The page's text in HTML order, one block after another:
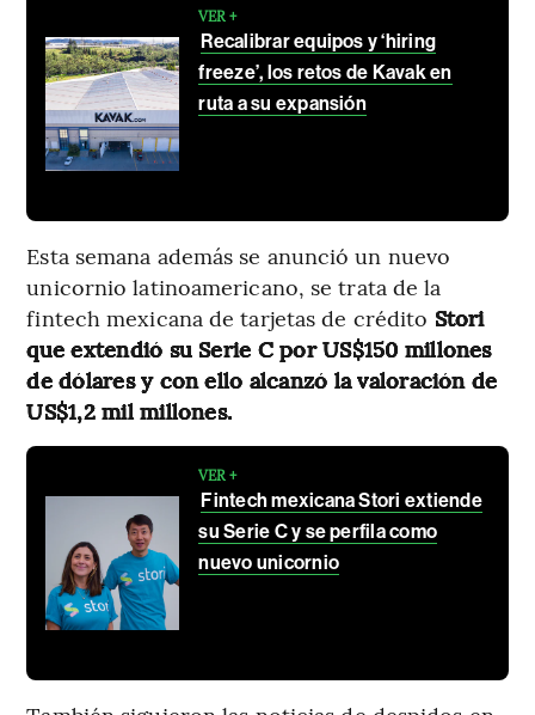
VER +
Recalibrar equipos y ‘hiring
freeze’, los retos de Kavak en
ruta a su expansión
Esta semana además se anunció un nuevo
unicornio latinoamericano, se trata de la
fintech mexicana de tarjetas de crédito Stori
que extendió su Serie C por US$150 millones
de dólares y con ello alcanzó la valoración de
US$1,2 mil millones.
VER +
Fintech mexicana Stori extiende
su Serie C y se perfila como
nuevo unicornio